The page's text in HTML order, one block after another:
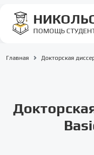
ПОМОЩЬ
Главная Докторская